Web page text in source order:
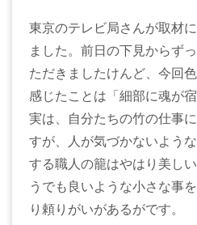
東京のテレビ局さんが取材
ました。前日の下見からず
ただきましたけんど、今回
感じたことは「細部に魂が
実は、自分たちの竹の仕事
すが、人が気づかないよう
する職人の籠はやはり美し
うでも良いような小さな事
り頼りがいがあるがです。